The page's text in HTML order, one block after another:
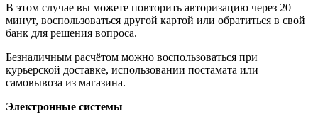
В этом случае вы можете повторить авторизацию через 20
минут, воспользоваться другой картой или обратиться в свой
банк для решения вопроса.
Безналичным расчётом можно воспользоваться при
курьерской доставке, использовании постамата или
самовывоза из магазина.
Электронные системы